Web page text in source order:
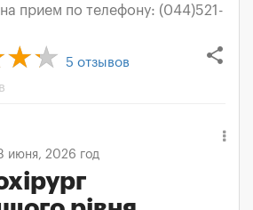
прием по телефону: (044)521-
share
5 отзывов
июня, 2026 год